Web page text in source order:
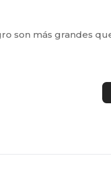
son más grandes